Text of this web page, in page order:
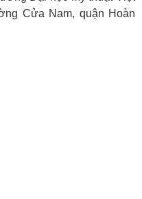
Cửa Nam, quận Hoàn